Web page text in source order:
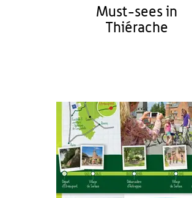
Must-sees in
Thiérache